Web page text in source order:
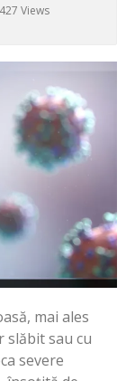
427 Views
mai ales
slăbit sau cu
severe